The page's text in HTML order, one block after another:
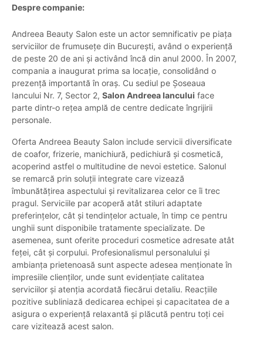
Despre companie:
Andreea Beauty Salon este un actor semnificativ pe piața
serviciilor de frumusețe din București, având o experiență
de peste 20 de ani și activând încă din anul 2000. În 2007,
compania a inaugurat prima sa locație, consolidând o
prezență importantă în oraș. Cu sediul pe Șoseaua
Iancului Nr. 7, Sector 2, Salon Andreea Iancului face
parte dintr-o rețea amplă de centre dedicate îngrijirii
personale.
Oferta Andreea Beauty Salon include servicii diversificate
de coafor, frizerie, manichiură, pedichiură și cosmetică,
acoperind astfel o multitudine de nevoi estetice. Salonul
se remarcă prin soluții integrate care vizează
îmbunătățirea aspectului și revitalizarea celor ce îi trec
pragul. Serviciile par acoperă atât stiluri adaptate
preferințelor, cât și tendințelor actuale, în timp ce pentru
unghii sunt disponibile tratamente specializate. De
asemenea, sunt oferite proceduri cosmetice adresate atât
feței, cât și corpului. Profesionalismul personalului și
ambianța prietenoasă sunt aspecte adesea menționate în
impresiile clienților, unde sunt evidențiate calitatea
serviciilor și atenția acordată fiecărui detaliu. Reacțiile
pozitive subliniază dedicarea echipei și capacitatea de a
asigura o experiență relaxantă și plăcută pentru toți cei
care vizitează acest salon.